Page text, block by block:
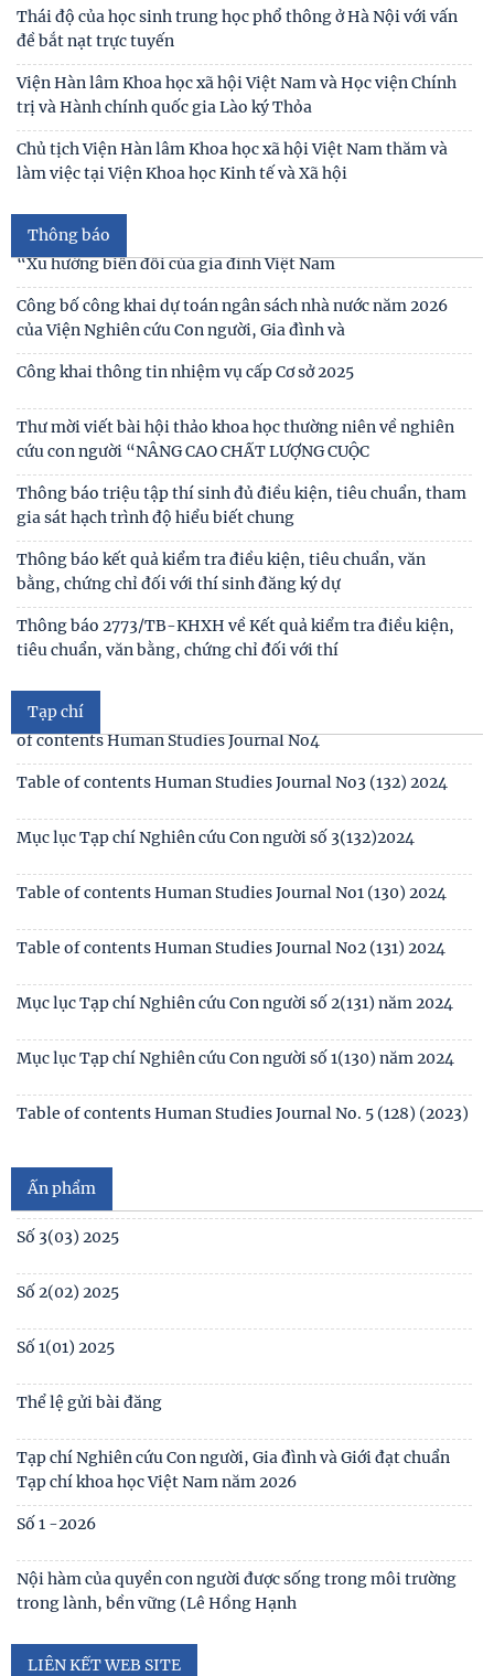
Thái độ của học sinh trung học phổ thông ở Hà Nội với vấn
đề bắt nạt trực tuyến
Viện Hàn lâm Khoa học xã hội Việt Nam và Học viện Chính
trị và Hành chính quốc gia Lào ký Thỏa
Chủ tịch Viện Hàn lâm Khoa học xã hội Việt Nam thăm và
làm việc tại Viện Khoa học Kinh tế và Xã hội
Thông báo
Thư cảm ơn
Thư mời viết bài tham gia Hội thảo khoa học “Chăm sóc,
giáo dục trẻ em trong kỷ nguyên số”
Thư mời viết bài Hội thảo khoa học quốc tế “Gia đình Châu
Thư mời viết báo cáo tham luận Hội thảo khoa học quốc gia
“Xu hướng biến đổi của gia đình Việt Nam
Công bố công khai dự toán ngân sách nhà nước năm 2026
của Viện Nghiên cứu Con người, Gia đình và
Công khai thông tin nhiệm vụ cấp Cơ sở 2025
Thư mời viết bài hội thảo khoa học thường niên về nghiên
cứu con người “NÂNG CAO CHẤT LƯỢNG CUỘC
Thông báo triệu tập thí sinh đủ điều kiện, tiêu chuẩn, tham
gia sát hạch trình độ hiểu biết chung
Thông báo kết quả kiểm tra điều kiện, tiêu chuẩn, văn
bằng, chứng chỉ đối với thí sinh đăng ký dự
Thông báo 2773/TB-KHXH về Kết quả kiểm tra điều kiện,
tiêu chuẩn, văn bằng, chứng chỉ đối với thí
Tạp chí
Mục lục tạp chí Nghiên cứu Con người số 6 (135) 2024/Table
of contents Human Studies Journal No6
Mục lục tạp chí Nghiên cứu Con người số 5 (134) 2024 /Table
Mục lục tạp chí Nghiên cứu Con người số 4 (133) 2024 /Table
of contents Human Studies Journal No4
Table of contents Human Studies Journal No3 (132) 2024
Mục lục Tạp chí Nghiên cứu Con người số 3(132)2024
Table of contents Human Studies Journal No1 (130) 2024
Table of contents Human Studies Journal No2 (131) 2024
Mục lục Tạp chí Nghiên cứu Con người số 2(131) năm 2024
Mục lục Tạp chí Nghiên cứu Con người số 1(130) năm 2024
Table of contents Human Studies Journal No. 5 (128) (2023)
Ấn phẩm
Số 1(04) 2026
Giới thiệu sách mới: Xã hội học Gia đình
No1(01) 2025
Số 3(03) 2025
Số 2(02) 2025
Số 1(01) 2025
Thể lệ gửi bài đăng
Tạp chí Nghiên cứu Con người, Gia đình và Giới đạt chuẩn
Tạp chí khoa học Việt Nam năm 2026
Số 1 -2026
Nội hàm của quyền con người được sống trong môi trường
trong lành, bền vững (Lê Hồng Hạnh
LIÊN KẾT WEB SITE